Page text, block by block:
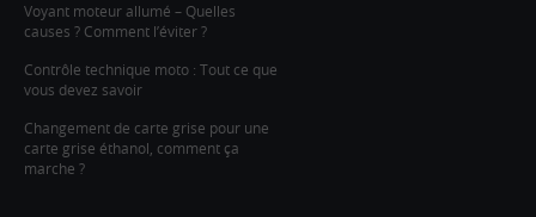
Voyant moteur allumé – Quelles
causes ? Comment l’éviter ?
Contrôle technique moto : Tout ce que
vous devez savoir
Changement de carte grise pour une
carte grise éthanol, comment ça
marche ?